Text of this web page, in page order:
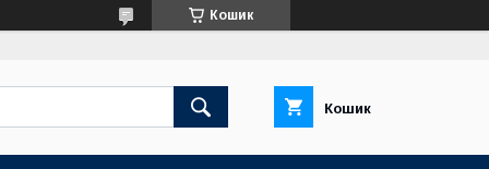
Кошик
Кошик